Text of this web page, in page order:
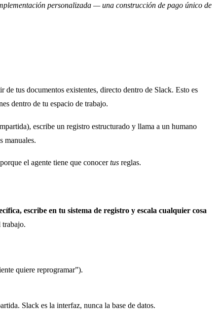
personalizada — una construcción de pago único de
tus documentos existentes, directo dentro de Slack. Esto es
dentro de tu espacio de trabajo.
escribe un registro estructurado y llama a un humano
manuales.
el agente tiene que conocertus reglas.
escribe en tu sistema de registro y escala cualquier cosa
trabajo.
quiere reprogramar”).
Slack es la interfaz, nunca la base de datos.